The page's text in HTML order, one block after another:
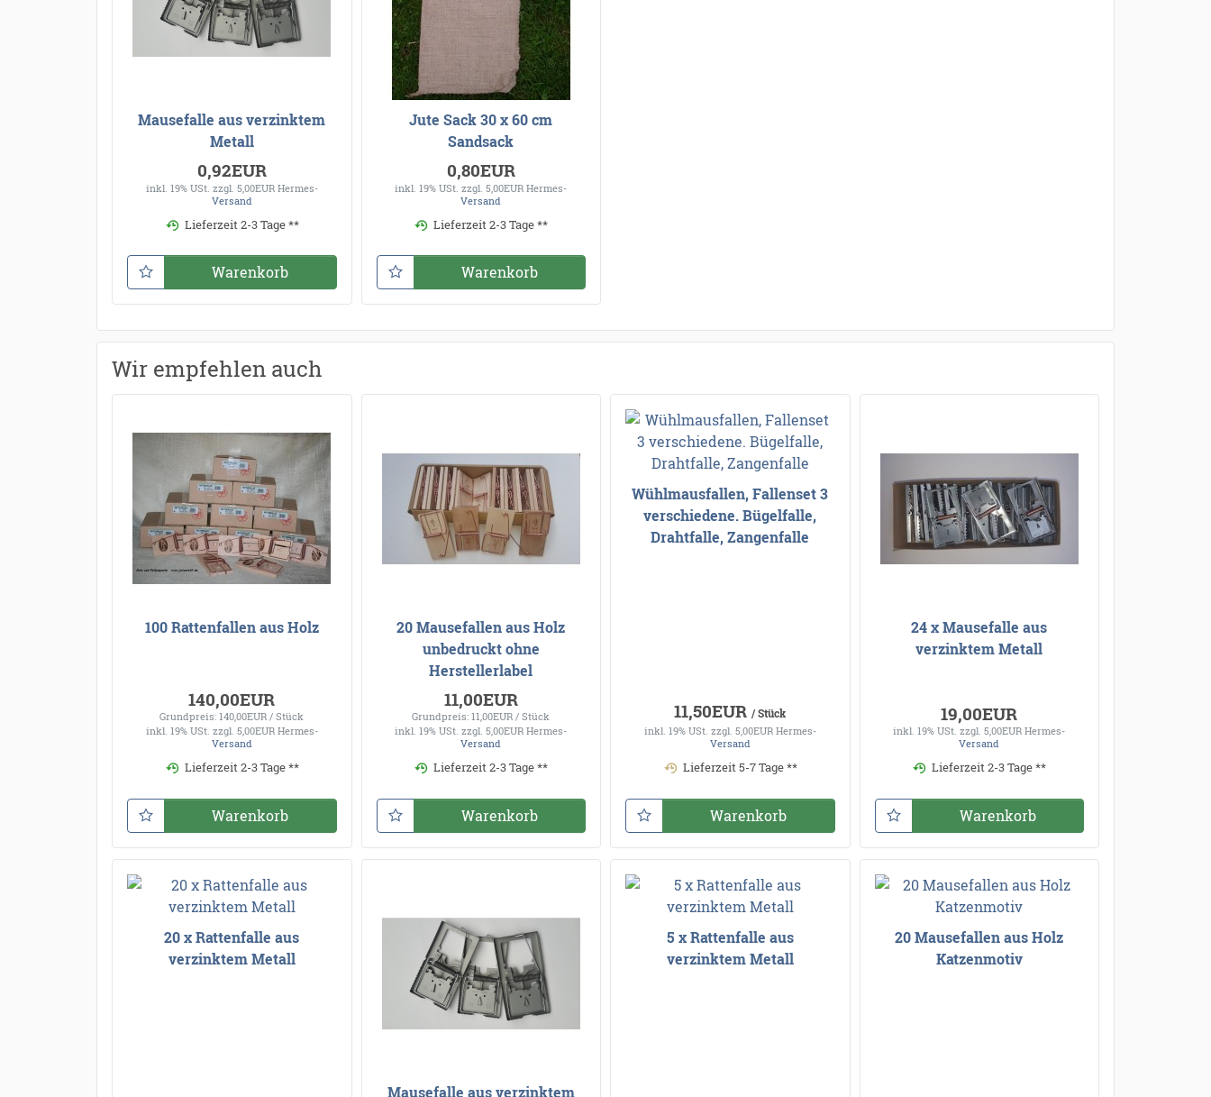
Mausefalle aus verzinktem
Metall
0,92EUR
inkl. 19% USt. zzgl. 5,00EUR Hermes-
Versand
Lieferzeit 2-3 Tage **
Warenkorb
Jute Sack 30 x 60 cm
Sandsack
0,80EUR
inkl. 19% USt. zzgl. 5,00EUR Hermes-
Versand
Lieferzeit 2-3 Tage **
Warenkorb
Wir empfehlen auch
100 Rattenfallen aus Holz
140,00EUR
Grundpreis: 140,00EUR / Stück
inkl. 19% USt. zzgl. 5,00EUR Hermes-
Versand
Lieferzeit 2-3 Tage **
Warenkorb
20 Mausefallen aus Holz
unbedruckt ohne
Herstellerlabel
11,00EUR
Grundpreis: 11,00EUR / Stück
inkl. 19% USt. zzgl. 5,00EUR Hermes-
Versand
Lieferzeit 2-3 Tage **
Warenkorb
Wühlmausfallen, Fallenset 3
verschiedene. Bügelfalle,
Drahtfalle, Zangenfalle
11,50EUR/ Stück
inkl. 19% USt. zzgl. 5,00EUR Hermes-
Versand
Lieferzeit 5-7 Tage **
Warenkorb
24 x Mausefalle aus
verzinktem Metall
19,00EUR
inkl. 19% USt. zzgl. 5,00EUR Hermes-
Versand
Lieferzeit 2-3 Tage **
Warenkorb
20 x Rattenfalle aus
verzinktem Metall
Mausefalle aus verzinktem
5 x Rattenfalle aus
verzinktem Metall
20 Mausefallen aus Holz
Katzenmotiv